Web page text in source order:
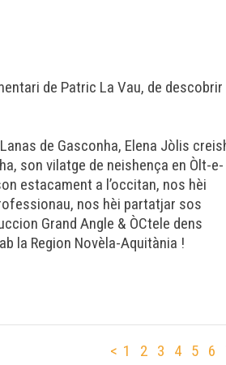
de Patric La Vau, de
de Gasconha, Elena Jòlis
son vilatge de neishença en Òlt-e-
estacament a l’occitan, nos hèi
nos hèi partatjar sos
Grand Angle & ÒCtele dens
la Region Novèla-Aquitània !
< 1 2 3 4 5 6